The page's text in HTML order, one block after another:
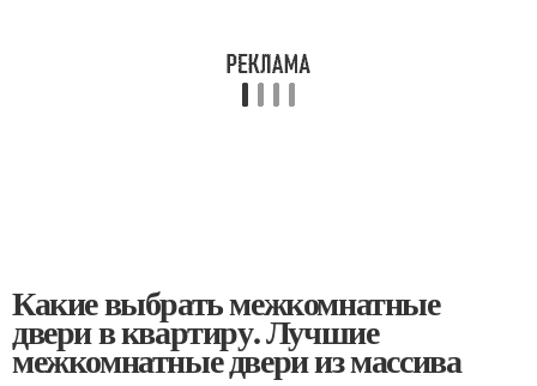
Какие выбрать межкомнатные
двери в квартиру. Лучшие
межкомнатные двери из массива